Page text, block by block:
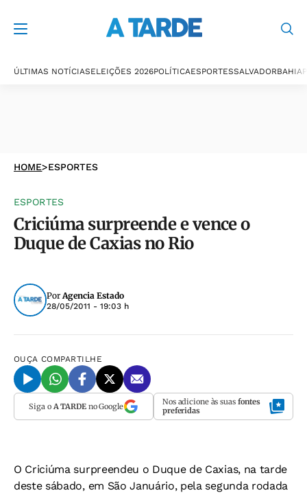
ÚLTIMAS NOTÍCIASELEIÇÕES 2026POLÍTICAESPORTESSALVADORBAHIA
HOME>ESPORTES
ESPORTES
Criciúma surpreende e vence o
Duque de Caxias no Rio
PorAgencia Estado
28/05/2011 - 19:03 h
OUÇA COMPARTILHE
Siga o A TARDEno Google Nos adicione às suas fontes
preferidas
O Criciúma surpreendeu o Duque de Caxias, na tarde
deste sábado, em São Januário, pela segunda rodada